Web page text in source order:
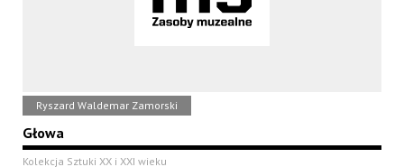
Ryszard Waldemar Zamorski
Głowa
Kolekcja Sztuki XX i XXI wieku